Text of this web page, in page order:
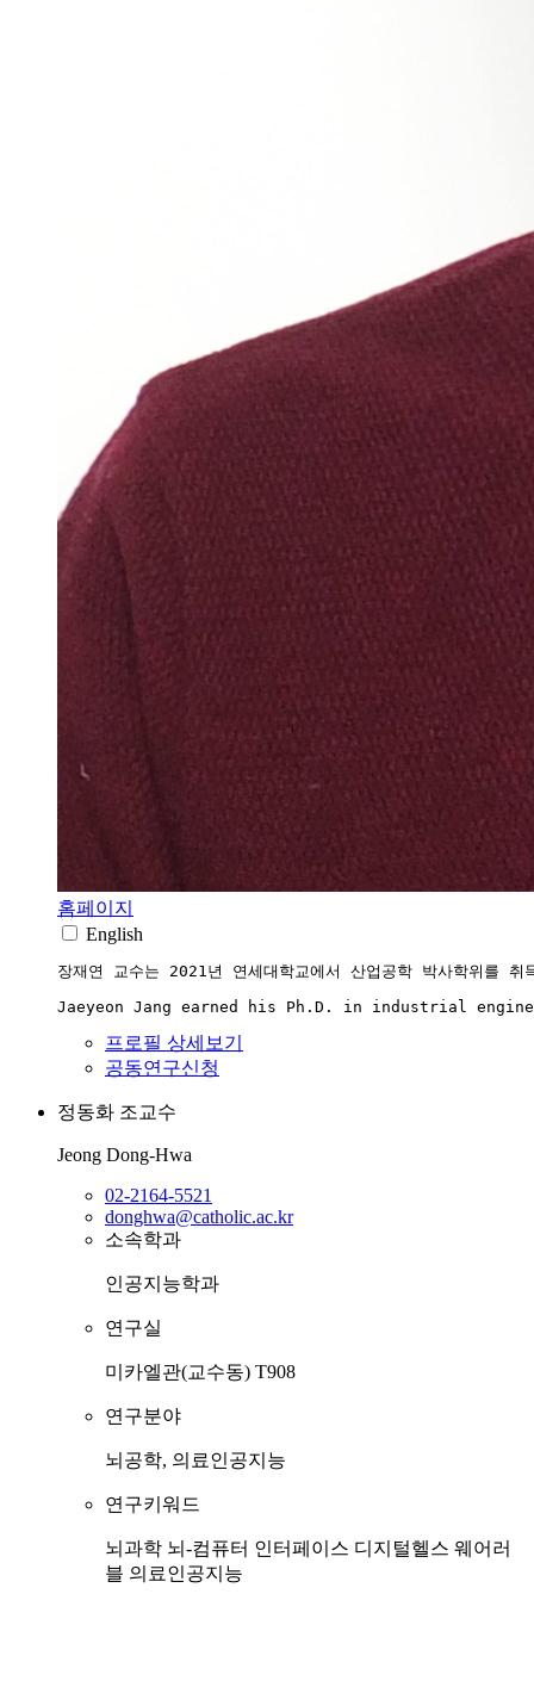
홈페이지
English
장재연 교수는 2021년 연세대학교에서 산업공학 박사학위를
Jaeyeon Jang earned his Ph.D. in industrial
프로필 상세보기
공동연구신청
정동화 조교수
Jeong Dong-Hwa
02-2164-5521
donghwa@catholic.ac.kr
소속학과
인공지능학과
연구실
미카엘관(교수동) T908
연구분야
뇌공학, 의료인공지능
연구키워드
뇌과학 뇌-컴퓨터 인터페이스 디지털헬스 웨어러
블 의료인공지능